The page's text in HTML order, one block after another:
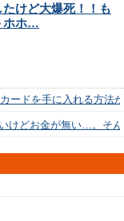
たけど大爆死！！も
ホホ…
ードを手に入れる方法
けどお金が無い…。そ